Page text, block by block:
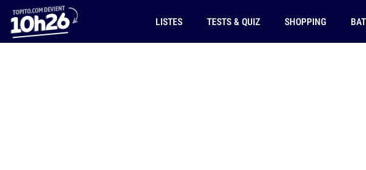
LISTES TESTS & QUIZ SHOPPING